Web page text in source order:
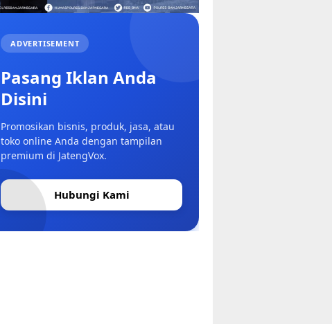
ADVERTISEMENT
Pasang Iklan Anda
Disini
Promosikan bisnis, produk, jasa, atau
toko online Anda dengan tampilan
premium di JatengVox.
Hubungi Kami